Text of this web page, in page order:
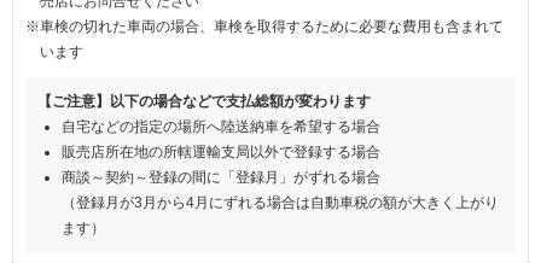
※車検の切れた車両の場合、車検を取得するために必要な費用も含まれて
います
【ご注意】以下の場合などで支払総額が変わります
自宅などの指定の場所へ陸送納車を希望する場合
販売店所在地の所轄運輸支局以外で登録する場合
商談～契約～登録の間に「登録月」がずれる場合
（登録月が3月から4月にずれる場合は自動車税の額が大きく上がり
ます）